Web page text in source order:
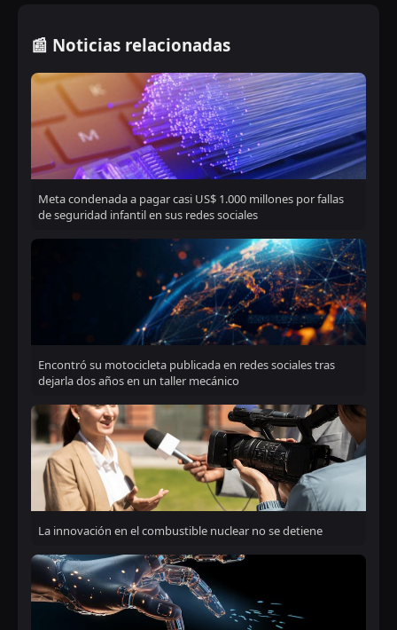
📰 Noticias relacionadas
Meta condenada a pagar casi US$ 1.000 millones por fallas
de seguridad infantil en sus redes sociales
Encontró su motocicleta publicada en redes sociales tras
dejarla dos años en un taller mecánico
La innovación en el combustible nuclear no se detiene